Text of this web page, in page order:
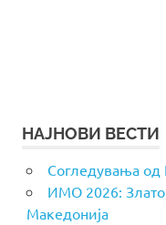
НАЈНОВИ ВЕСТИ
Согледувања
ИМО 2026:
Македонија